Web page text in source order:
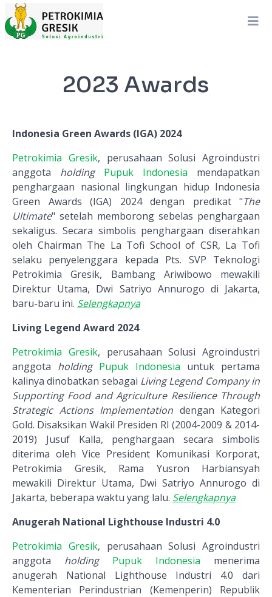
2023 Awards
Indonesia Green Awards (IGA) 2024
Petrokimia Gresik, perusahaan Solusi Agroindustri
anggota holding Pupuk Indonesia mendapatkan
penghargaan nasional lingkungan hidup Indonesia
Green Awards (IGA) 2024 dengan predikat "The
Ultimate" setelah memborong sebelas penghargaan
sekaligus. Secara simbolis penghargaan diserahkan
oleh Chairman The La Tofi School of CSR, La Tofi
selaku penyelenggara kepada Pts. SVP Teknologi
Petrokimia Gresik, Bambang Ariwibowo mewakili
Direktur Utama, Dwi Satriyo Annurogo di Jakarta,
baru-baru ini. Selengkapnya
Living Legend Award 2024
Petrokimia Gresik, perusahaan Solusi Agroindustri
anggota holding Pupuk Indonesia untuk pertama
kalinya dinobatkan sebagai Living Legend Company in
Supporting Food and Agriculture Resilience Through
Strategic Actions Implementation dengan Kategori
Gold. Disaksikan Wakil Presiden RI (2004-2009 & 2014-
2019) Jusuf Kalla, penghargaan secara simbolis
diterima oleh Vice President Komunikasi Korporat,
Petrokimia Gresik, Rama Yusron Harbiansyah
mewakili Direktur Utama, Dwi Satriyo Annurogo di
Jakarta, beberapa waktu yang lalu. Selengkapnya
Anugerah National Lighthouse Industri 4.0
Petrokimia Gresik, perusahaan Solusi Agroindustri
anggota holding Pupuk Indonesia menerima
anugerah National Lighthouse Industri 4.0 dari
Kementerian Perindustrian (Kemenperin) Republik